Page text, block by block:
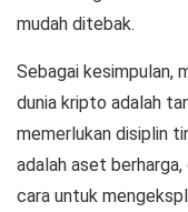
mudah ditebak.
Sebagai kesimpulan,
dunia kripto adalah
memerlukan disiplin
adalah aset
cara untuk